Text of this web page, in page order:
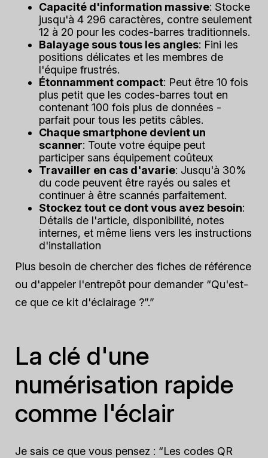
Capacité d'information massive: Stocke
jusqu'à 4 296 caractères, contre seulement
12 à 20 pour les codes-barres traditionnels.
Balayage sous tous les angles: Fini les
positions délicates et les membres de
l'équipe frustrés.
Étonnamment compact: Peut être 10 fois
plus petit que les codes-barres tout en
contenant 100 fois plus de données -
parfait pour tous les petits câbles.
Chaque smartphone devient un
scanner: Toute votre équipe peut
participer sans équipement coûteux
Travailler en cas d'avarie: Jusqu'à 30%
du code peuvent être rayés ou sales et
continuer à être scannés parfaitement.
Stockez tout ce dont vous avez besoin:
Détails de l'article, disponibilité, notes
internes, et même liens vers les instructions
d'installation
Plus besoin de chercher des fiches de référence
ou d'appeler l'entrepôt pour demander “Qu'est-
ce que ce kit d'éclairage ?”.”
La clé d'une
numérisation rapide
comme l'éclair
Je sais ce que vous pensez : “Les codes QR